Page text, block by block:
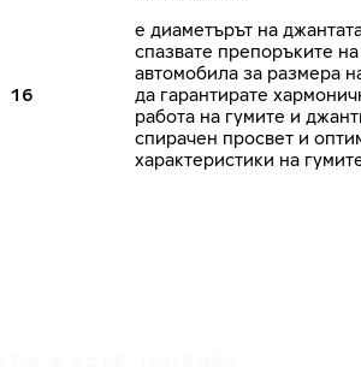
16
е диаметърът на
спазвате препоръките
автомобила за размера
да гарантирате
работа на гумите и
спирачен просвет и
характеристики на